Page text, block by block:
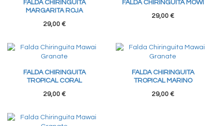
FALDA CHIRINGUITA
MARGARITA ROJA
29,00 €
FALDA CHIRINGUITA MOWI
29,00 €
FALDA CHIRINGUITA
TROPICAL CORAL
29,00 €
FALDA CHIRINGUITA
TROPICAL MARINO
29,00 €